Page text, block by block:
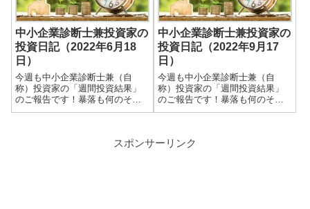
中小企業診断士兼投資家の
投資日記（2022年6月18
日）
今週も中小企業診断士兼（自
称）投資家の「週間投資結果」
のご報告です！暴落も何のそ
の、細々やっている投資結果を
在の損益状況も記載していま
中小企業診断士兼投資家の
投資日記（2022年9月17
日）
今週も中小企業診断士兼（自
称）投資家の「週間投資結果」
のご報告です！暴落も何のそ
の、細々やっている投資結果を
在の損益状況も記載していま
スポンサーリンク